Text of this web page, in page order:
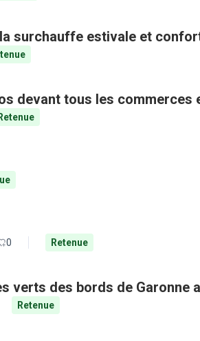
surchauffe estivale et
devant tous les commerces
Retenue
0 Retenue
verts des bords de Garonne
Retenue